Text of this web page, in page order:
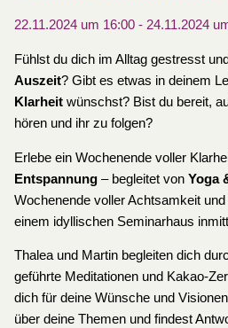
22.11.2024 um 16:00- 24.11.2024
Fühlst du dich im Alltag gestresst
Auszeit? Gibt es etwas in deinem
Klarheitwünschst? Bist du bereit,
hören und ihr zu folgen?
Erlebe ein Wochenende voller
Entspannung– begleitet von Yoga
Wochenende voller Achtsamkeit
einem idyllischen Seminarhaus
Thalea und Martin begleiten dich
geführte Meditationen und Kakao-
dich für deine Wünsche und
über deine Themen und findest